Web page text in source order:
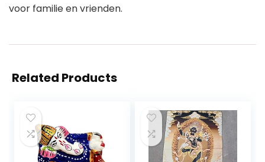
voor familie en vrienden.
Related Products